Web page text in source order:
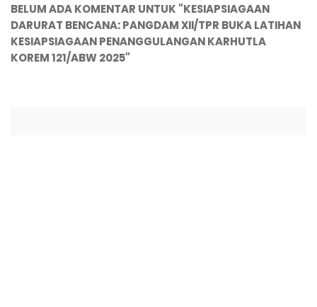
BELUM ADA KOMENTAR UNTUK "KESIAPSIAGAAN
DARURAT BENCANA: PANGDAM XII/TPR BUKA LATIHAN
KESIAPSIAGAAN PENANGGULANGAN KARHUTLA
KOREM 121/ABW 2025"